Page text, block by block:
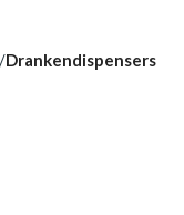
Drankendispensers